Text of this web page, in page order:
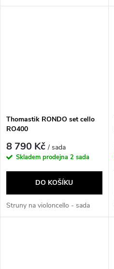
Thomastik RONDO set cello
RO400
8 790 Kč/ sada
Skladem prodejna 2 sada
DO KOŠÍKU
Struny na violoncello - sada